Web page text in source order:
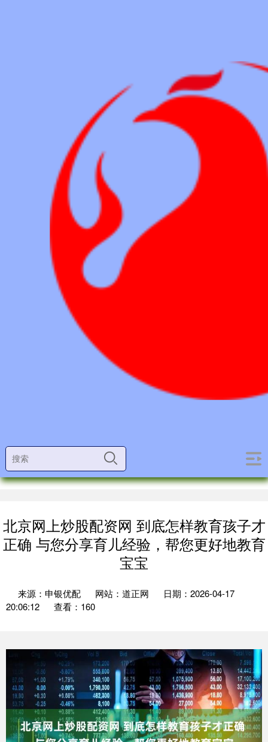
北京网上炒股配资网 到底怎样教育孩子才
正确 与您分享育儿经验，帮您更好地教育
宝宝
来源：申银优配 网站：道正网
日期：2026-04-17
20:06:12
查看：160